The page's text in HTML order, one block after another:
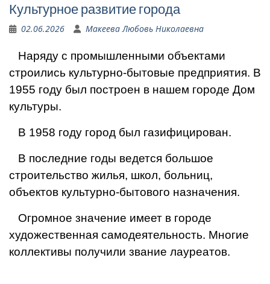
Культурное развитие города
02.06.2026 Макеева Любовь Николаевна
Наряду с промышленными объектами
строились культурно-бытовые предприятия. В
1955 году был построен в нашем городе Дом
культуры.
В 1958 году город был газифицирован.
В последние годы ведется большое
строительство жилья, школ, больниц,
объектов культурно-бытового назначения.
Огромное значение имеет в городе
художественная самодеятельность. Многие
коллективы получили звание лауреатов.